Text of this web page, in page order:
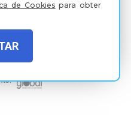
de Cookies para obter